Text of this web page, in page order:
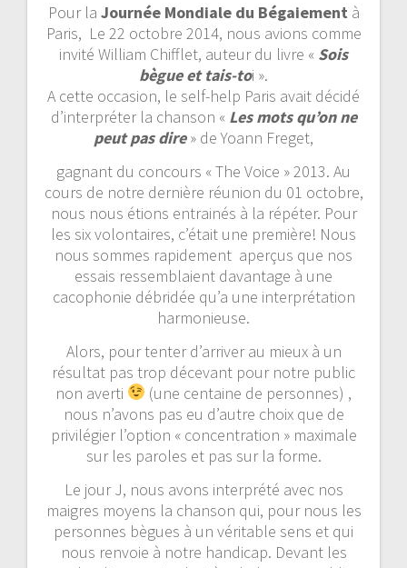
Pour la Journée Mondiale du Bégaiement à
Paris, Le 22 octobre 2014, nous avions comme
invité William Chifflet, auteur du livre « Sois
bègue et tais-toi ».
A cette occasion, le self-help Paris avait décidé
d’interpréter la chanson « Les mots qu’on ne
peut pas dire» de Yoann Freget,
gagnant du concours « The Voice » 2013. Au
cours de notre dernière réunion du 01 octobre,
nous nous étions entrainés à la répéter. Pour
les six volontaires, c’était une première! Nous
nous sommes rapidement aperçus que nos
essais ressemblaient davantage à une
cacophonie débridée qu’a une interprétation
harmonieuse.
Alors, pour tenter d’arriver au mieux à un
résultat pas trop décevant pour notre public
non averti
(une centaine de personnes) ,
nous n’avons pas eu d’autre choix que de
privilégier l’option « concentration » maximale
sur les paroles et pas sur la forme.
Le jour J, nous avons interprété avec nos
maigres moyens la chanson qui, pour nous les
personnes bègues à un véritable sens et qui
nous renvoie à notre handicap. Devant les